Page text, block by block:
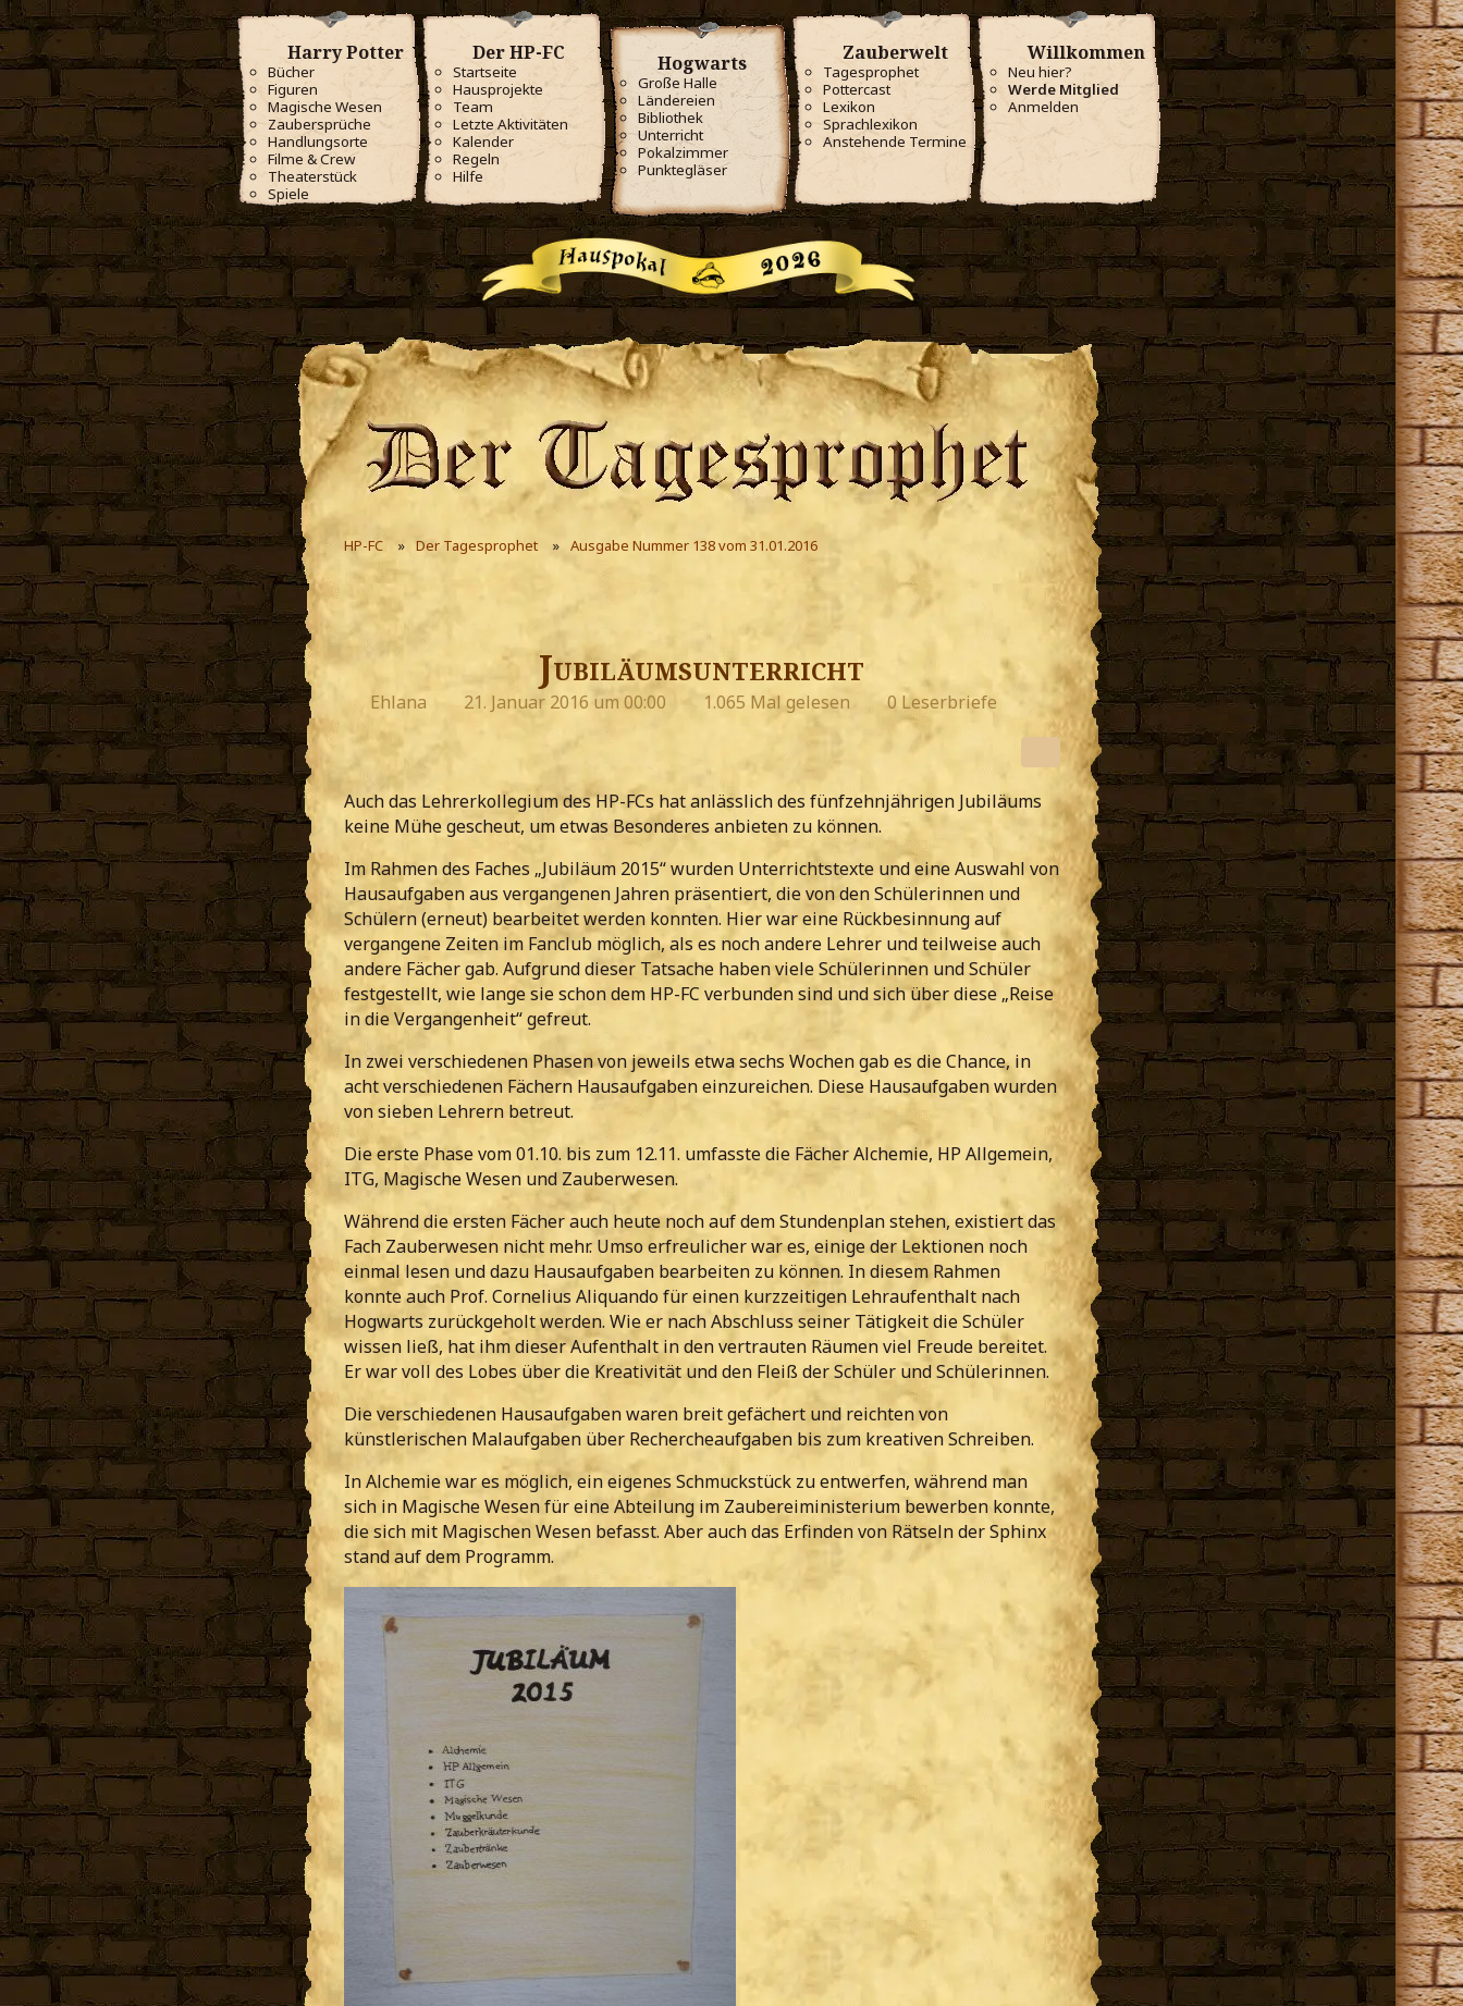
Harry Potter
Bücher
Figuren
Magische Wesen
Zaubersprüche
Handlungsorte
Filme & Crew
Theaterstück
Spiele
Der HP-FC
Startseite
Hausprojekte
Team
Letzte Aktivitäten
Kalender
Regeln
Hilfe
Hogwarts
Große Halle
Ländereien
Bibliothek
Unterricht
Pokalzimmer
Punktegläser
Zauberwelt
Tagesprophet
Pottercast
Lexikon
Sprachlexikon
Anstehende Termine
Willkommen
Neu hier?
Werde Mitglied
Anmelden
HP-FC Der Tagesprophet Ausgabe Nummer 138 vom 31.01.2016
Jubiläumsunterricht
Ehlana 21. Januar 2016 um 00:00 1.065 Mal gelesen 0 Leserbriefe
Auch das Lehrerkollegium des HP-FCs hat anlässlich des fünfzehnjährigen Jubiläums
keine Mühe gescheut, um etwas Besonderes anbieten zu können.
Im Rahmen des Faches „Jubiläum 2015“ wurden Unterrichtstexte und eine Auswahl von
Hausaufgaben aus vergangenen Jahren präsentiert, die von den Schülerinnen und
Schülern (erneut) bearbeitet werden konnten. Hier war eine Rückbesinnung auf
vergangene Zeiten im Fanclub möglich, als es noch andere Lehrer und teilweise auch
andere Fächer gab. Aufgrund dieser Tatsache haben viele Schülerinnen und Schüler
festgestellt, wie lange sie schon dem HP-FC verbunden sind und sich über diese „Reise
in die Vergangenheit“ gefreut.
In zwei verschiedenen Phasen von jeweils etwa sechs Wochen gab es die Chance, in
acht verschiedenen Fächern Hausaufgaben einzureichen. Diese Hausaufgaben wurden
von sieben Lehrern betreut.
Die erste Phase vom 01.10. bis zum 12.11. umfasste die Fächer Alchemie, HP Allgemein,
ITG, Magische Wesen und Zauberwesen.
Während die ersten Fächer auch heute noch auf dem Stundenplan stehen, existiert das
Fach Zauberwesen nicht mehr. Umso erfreulicher war es, einige der Lektionen noch
einmal lesen und dazu Hausaufgaben bearbeiten zu können. In diesem Rahmen
konnte auch Prof. Cornelius Aliquando für einen kurzzeitigen Lehraufenthalt nach
Hogwarts zurückgeholt werden. Wie er nach Abschluss seiner Tätigkeit die Schüler
wissen ließ, hat ihm dieser Aufenthalt in den vertrauten Räumen viel Freude bereitet.
Er war voll des Lobes über die Kreativität und den Fleiß der Schüler und Schülerinnen.
Die verschiedenen Hausaufgaben waren breit gefächert und reichten von
künstlerischen Malaufgaben über Rechercheaufgaben bis zum kreativen Schreiben.
In Alchemie war es möglich, ein eigenes Schmuckstück zu entwerfen, während man
sich in Magische Wesen für eine Abteilung im Zaubereiministerium bewerben konnte,
die sich mit Magischen Wesen befasst. Aber auch das Erfinden von Rätseln der Sphinx
stand auf dem Programm.